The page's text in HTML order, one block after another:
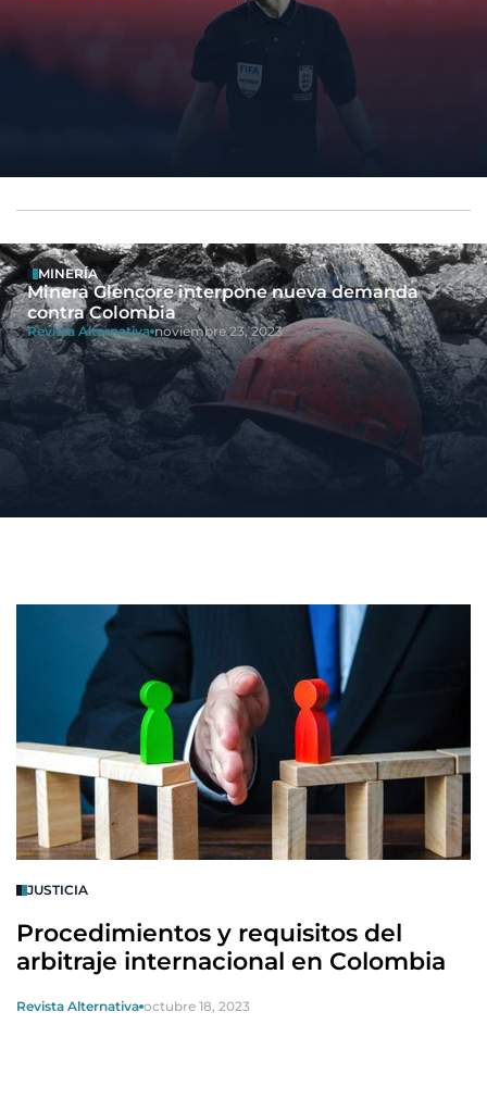
MINERÍA
Minera Glencore interpone nueva demanda
contra Colombia
Revista Alternativa noviembre 23, 2023
JUSTICIA
Procedimientos y requisitos del
arbitraje internacional en Colombia
Revista Alternativa octubre 18, 2023